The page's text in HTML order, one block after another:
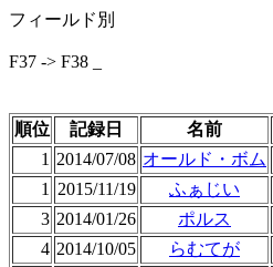
フィールド別
F37 -> F38 _
順位 記録日 名前
1 2014/07/08 オールド・ボム
1
2015/11/19 ふぁじい
3 2014/01/26 ポルス
4 2014/10/05 らむてが